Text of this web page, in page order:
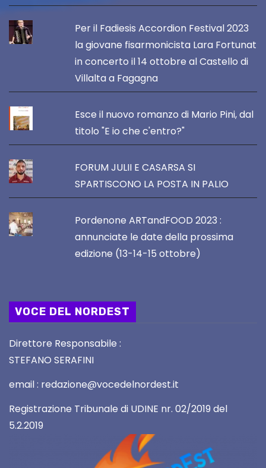
Per il Fadiesis Accordion Festival 2023
la giovane fisarmonicista Lara Fortunat
in concerto il 14 ottobre al Castello di
Villalta a Fagagna
Esce il nuovo romanzo di Mario Pini, dal
titolo "E io che c'entro?"
FORUM JULII E CASARSA SI
SPARTISCONO LA POSTA IN PALIO
Pordenone ARTandFOOD 2023 :
annunciate le date della prossima
edizione (13-14-15 ottobre)
VOCE DEL NORDEST
Direttore Responsabile :
STEFANO SERAFINI
email : redazione@vocedelnordest.it
Registrazione Tribunale di UDINE nr. 02/2019 del
5.2.2019